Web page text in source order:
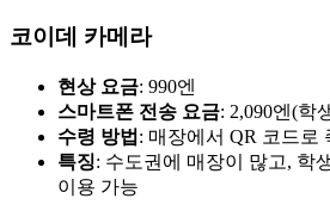
코이데 카메라
현상 요금: 990엔
스마트폰 전송 요금: 2,090엔(학
수령 방법 : 매장에서 QR 코드로
특징: 수도권에 매장이 많고, 학
이용 가능